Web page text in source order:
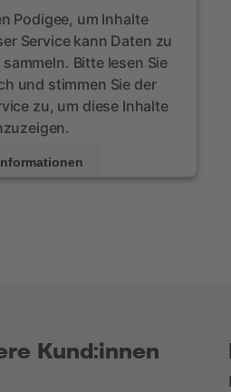
Podigee, um Inhalte
Service kann Daten zu
Bitte lesen Sie
und stimmen Sie der
zu, um diese Inhalte
Kund:innen